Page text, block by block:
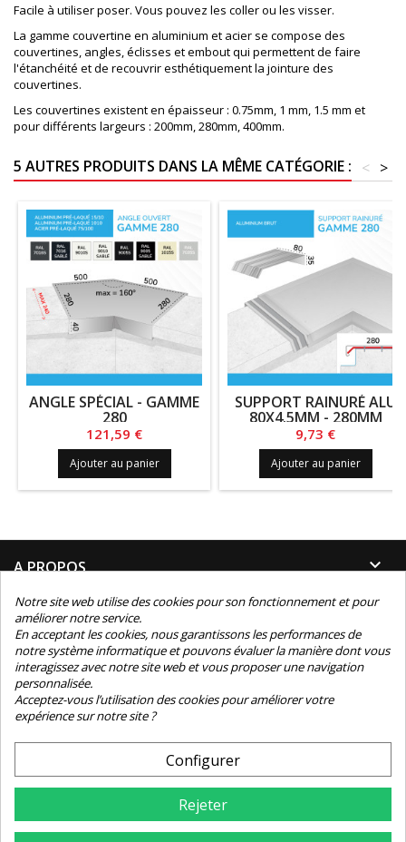
Facile à utiliser poser. Vous pouvez les coller ou les visser.
La gamme couvertine en aluminium et acier se compose des
couvertines, angles, éclisses et embout qui permettent de faire
l'étanchéité et de recouvrir esthétiquement la jointure des
couvertines.
Les couvertines existent en épaisseur : 0.75mm, 1 mm, 1.5 mm et
pour différents largeurs : 200mm, 280mm, 400mm.
5 AUTRES PRODUITS DANS LA MÊME CATÉGORIE : >
<
ANGLE SPÉCIAL - GAMME
280
Prix
121,59 €
Ajouter au panier
SUPPORT RAINURÉ ALU
80X4.5MM - 280MM
Prix
9,73 €
Ajouter au panier
A PROPOS 
INFORMATIONS 
INFORMATIONS TECHNIQUES 
CONTACT
NEWSLETTER
Notre site web utilise des cookies pour son fonctionnement et pour
améliorer notre service.
En acceptant les cookies, nous garantissons les performances de
notre système informatique et pouvons évaluer la manière dont vous
interagissez avec notre site web et vous proposer une navigation
personnalisée.
Acceptez-vous l’utilisation des cookies pour améliorer votre
expérience sur notre site ?
Configurer
Rejeter